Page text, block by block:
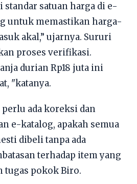
standar satuan harga di e-
untuk memastikan harga-
akal,” ujarnya. Sururi
proses verifikasi.
durian Rp18 juta ini
"katanya.
ada koreksi dan
e-katalog, apakah semua
dibeli tanpa ada
terhadap item yang
tugas pokok Biro.